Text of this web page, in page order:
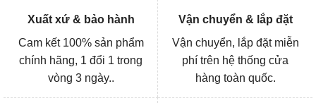
Xuất xứ & bảo hành
Cam kết 100% sản phẩm
chính hãng, 1 đổi 1 trong
vòng 3 ngày..
Vận chuyển & lắp đặt
Vận chuyển, lắp đặt miễn
phí trên hệ thống cửa
hàng toàn quốc.